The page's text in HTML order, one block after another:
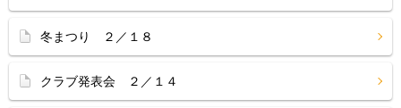
冬まつり ２／１８
クラブ発表会 ２／１４